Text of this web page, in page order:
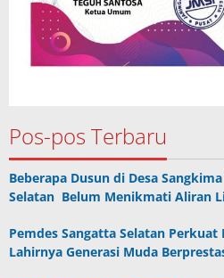
Pos-pos Terbaru
Beberapa Dusun di Desa
Selatan Belum Menikmati Aliran
Pemdes Sangatta Selatan
Lahirnya Generasi Muda